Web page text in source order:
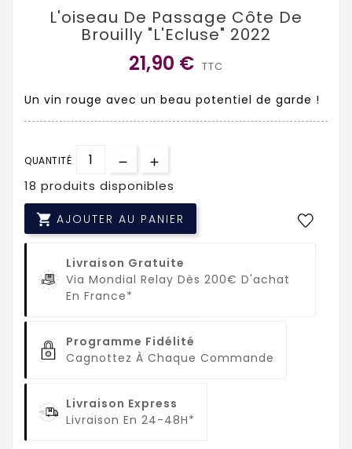
L'oiseau De Passage Côte De
Brouilly "L'Ecluse" 2022
21,90 € TTC
Un vin rouge avec un beau potentiel de garde !
QUANTITÉ
18 produits disponibles
 AJOUTER AU PANIER
Livraison Gratuite
Via Mondial Relay Dès 200€ D'achat
En France*
Programme Fidélité
Cagnottez À Chaque Commande
Livraison Express
Livraison En 24-48H*